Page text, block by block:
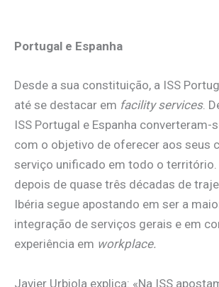
Portugal e Espanha
Desde a sua constituição, a ISS
até se destacar em facility services.
ISS Portugal e Espanha converteram-
com o objetivo de oferecer aos seus
serviço unificado em todo o território.
depois de quase três décadas de
Ibéria segue apostando em ser a
integração de serviços gerais e em
experiência em workplace.
Javier Urbiola explica: «Na ISS